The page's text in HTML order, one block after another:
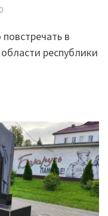
0
в
республики